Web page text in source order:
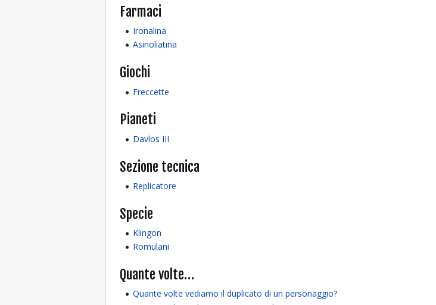
Farmaci
Ironalina
Asinoliatina
Giochi
Freccette
Pianeti
Davlos III
Sezione tecnica
Replicatore
Specie
Klingon
Romulani
Quante volte…
Quante volte vediamo il duplicato di un personaggio?